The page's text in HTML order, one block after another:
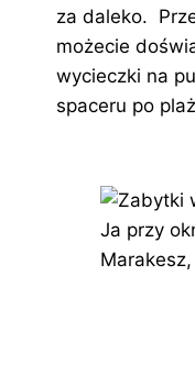
za daleko.
możecie
wycieczki na
spaceru po
Ja przy